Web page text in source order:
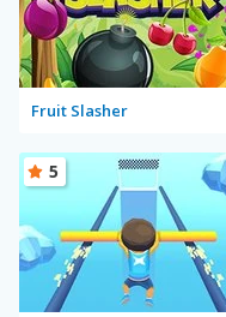
Fruit Slasher
5